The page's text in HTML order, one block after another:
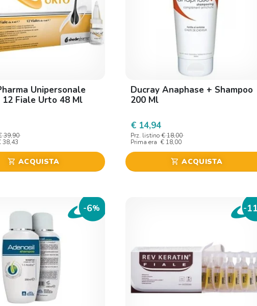
Unipersonale
12 Fiale Urto 48 Ml
39,90
38,43
shopping_cart ACQUISTA
Ducray Anaphase + Shampoo
200 Ml
€ 14,94
Prz. listino € 18,00
Prima era € 18,00
shopping_cart ACQUISTA
-6% -11